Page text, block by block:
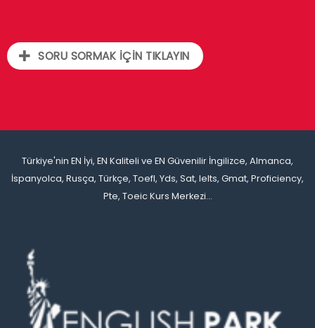
SORU SORMAK İÇİN TIKLAYIN
Türkiye'nin EN İyi, EN Kaliteli ve EN Güvenilir İngilizce, Almanca,
İspanyolca, Rusça, Türkçe, Toefl, Yds, Sat, Ielts, Gmat, Proficiency,
Pte, Toeic Kurs Merkezi...